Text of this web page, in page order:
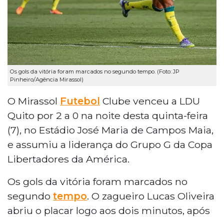
Os gols da vitória foram marcados no segundo tempo. (Foto: JP
Pinheiro/Agência Mirassol)
O Mirassol Futebol Clube venceu a LDU
Quito por 2 a 0 na noite desta quinta-feira
(7), no Estádio José Maria de Campos Maia,
e assumiu a liderança do Grupo G da Copa
Libertadores da América.
Os gols da vitória foram marcados no
segundo tempo. O zagueiro Lucas Oliveira
abriu o placar logo aos dois minutos, após